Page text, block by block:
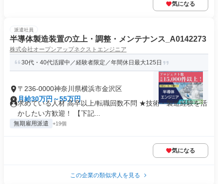
気になる
派遣社員
半導体製造装置の立上・調整・メンテナンス_A0142273
株式会社オープンアップネクストエンジニア
30代・40代活躍中／経験者限定／年間休日最大125日
〒236-0000神奈川県横浜市金沢区
月給30万円～55万円
求めている人材 高卒以上/転職回数不問 ★技術・製造経験を活
かしたい方歓迎！ 【下記...
無期雇用派遣 +19個
気になる
この企業の類似求人を見る